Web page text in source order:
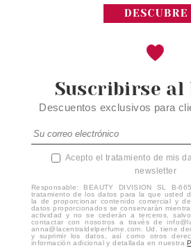
Suscribirse
Descuentos exclusivos para
Acepto el tratamiento de mis
newsletter
Responsable: BEAUTY DIVISION SL B-
tratamiento de los datos para la que usted
la de proporcionar contenido comercial y
datos proporcionados se conservarán
actividad y no se cederán a terceros,
contactar con nosotros a través de
anna@lacentraldelperfume.com. Ud. tiene
y suprimir los datos, así como otros
información adicional y detallada en nuestra